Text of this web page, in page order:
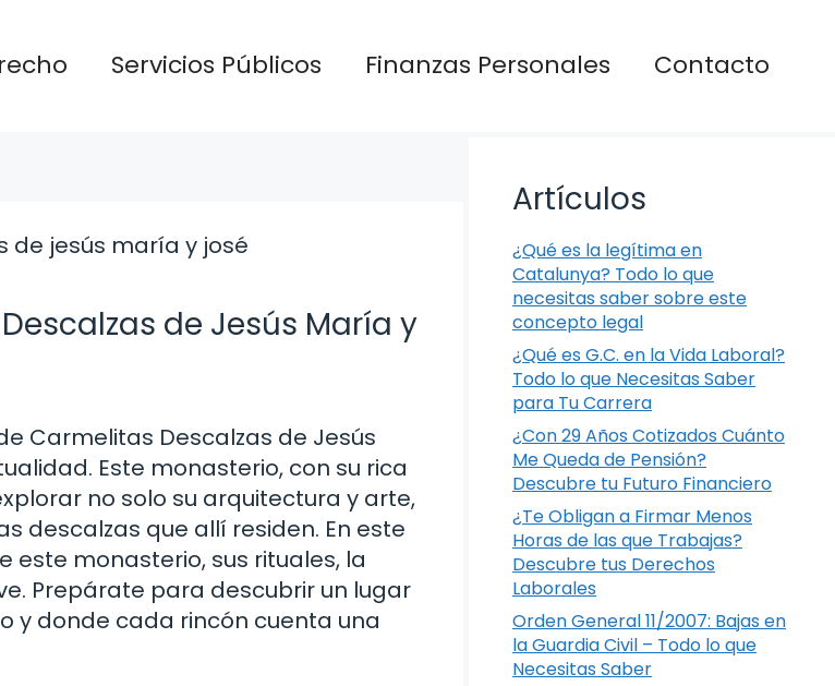
Servicios Públicos Finanzas Personales Contacto
de Jesús María y
Carmelitas Descalzas de Jesús
Este monasterio, con su rica
no solo su arquitectura y arte,
descalzas que allí residen. En este
este monasterio, sus rituales, la
Prepárate para descubrir un lugar
y donde cada rincón cuenta una
Artículos
¿Qué es la legítima en
Catalunya? Todo lo que
necesitas saber sobre este
concepto legal
¿Qué es G.C. en la Vida Laboral?
Todo lo que Necesitas Saber
para Tu Carrera
¿Con 29 Años Cotizados Cuánto
Me Queda de Pensión?
Descubre tu Futuro Financiero
¿Te Obligan a Firmar Menos
Horas de las que Trabajas?
Descubre tus Derechos
Laborales
Orden General 11/2007: Bajas en
la Guardia Civil – Todo lo que
Necesitas Saber